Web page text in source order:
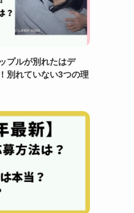
プルが別れたはデ
別れていない3つの理